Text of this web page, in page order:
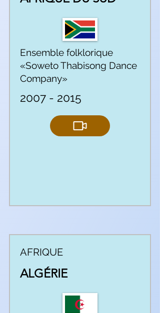
Ensemble folklorique
«Soweto Thabisong Dance
Company»
2007 - 2015
AFRIQUE
ALGÉRIE